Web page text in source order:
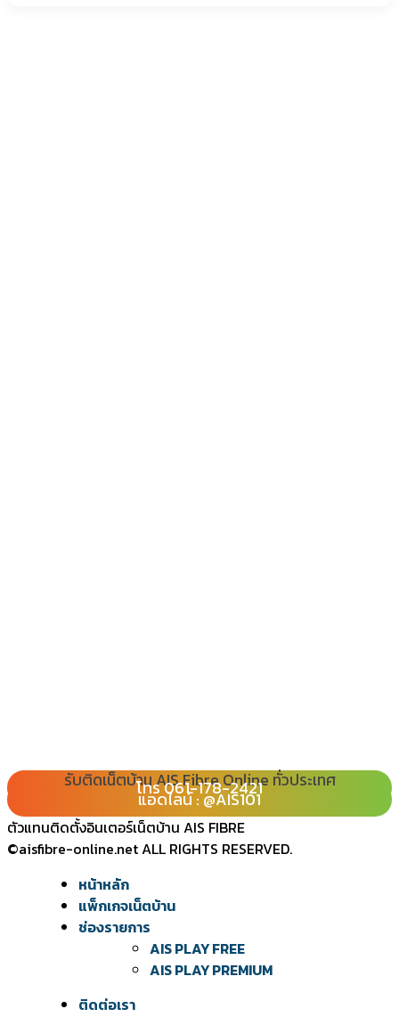
รับติดเน็ตบ้าน AIS Fibre Online ทั่วประเทศ
โทร 080-065-2989โทร 061-178-2421
Line : @ais101 แอดไลน์ : @AIS101
ตัวแทนติดตั้งอินเตอร์เน็ตบ้าน AIS FIBRE
©aisfibre-online.net ALL RIGHTS RESERVED.
หน้าหลัก
แพ็กเกจเน็ตบ้าน
ช่องรายการ
AIS PLAY FREE
AIS PLAY PREMIUM
ติดต่อเรา